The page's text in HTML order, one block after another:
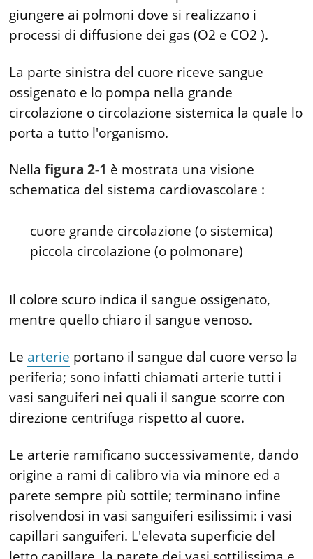
giungere ai polmoni dove si realizzano i
processi di diffusione dei gas (O2 e CO2 ).
La parte sinistra del cuore riceve sangue
ossigenato e lo pompa nella grande
circolazione o circolazione sistemica la quale lo
porta a tutto l'organismo.
Nellafigura 2-1 è mostrata una visione
schematica del sistema cardiovascolare :
cuore grande circolazione (o sistemica)
piccola circolazione (o polmonare)
Il colore scuro indica il sangue ossigenato,
mentre quello chiaro il sangue venoso.
Le arterie portano il sangue dal cuore verso la
periferia; sono infatti chiamati arterie tutti i
vasi sanguiferi nei quali il sangue scorre con
direzione centrifuga rispetto al cuore.
Le arterie ramificano successivamente, dando
origine a rami di calibro via via minore ed a
parete sempre più sottile; terminano infine
risolvendosi in vasi sanguiferi esilissimi: i vasi
capillari sanguiferi. L'elevata superficie del